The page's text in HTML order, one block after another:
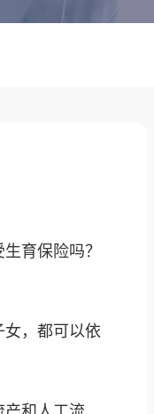
育保险吗？
，都可以依